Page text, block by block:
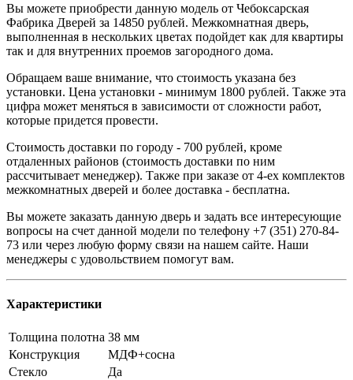
Вы можете приобрести данную модель от Чебоксарская
Фабрика Дверей за 14850 рублей. Межкомнатная дверь,
выполненная в нескольких цветах подойдет как для квартиры
так и для внутренних проемов загородного дома.
Обращаем ваше внимание, что стоимость указана без
установки. Цена установки - минимум 1800 рублей. Также эта
цифра может меняться в зависимости от сложности работ,
которые придется провести.
Стоимость доставки по городу - 700 рублей, кроме
отдаленных районов (стоимость доставки по ним
рассчитывает менеджер). Также при заказе от 4-ех комплектов
межкомнатных дверей и более доставка - бесплатна.
Вы можете заказать данную дверь и задать все интересующие
вопросы на счет данной модели по телефону +7 (351) 270-84-
73 или через любую форму связи на нашем сайте. Наши
менеджеры с удовольствием помогут вам.
Характеристики
Толщина полотна 38 мм
Конструкция
МДФ+сосна
Стекло
Да